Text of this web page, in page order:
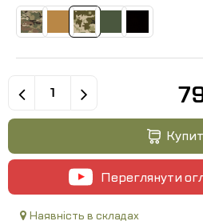
Переглянути
Наявність в складах